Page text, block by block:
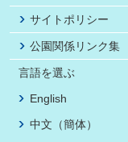
サイトポリシー
公園関係リンク集
言語を選ぶ
English
中文（簡体）